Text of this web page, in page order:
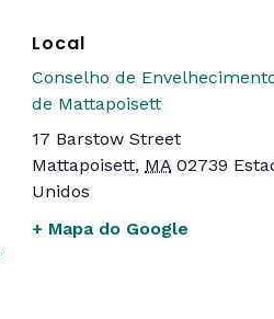
Local
Conselho de
de Mattapoisett
17 Barstow Street
Mattapoisett, MA 02739
Unidos
+ Mapa do Google